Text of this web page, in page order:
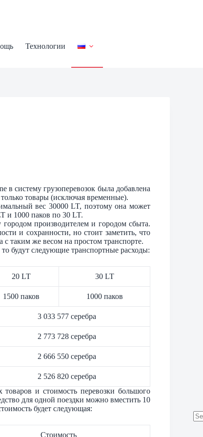
Технологии
в систему грузоперевозок была добавлена
товары (исключая временные).
вес 30000 LT, поэтому она может
и 1000 паков по 30 LT.
производителем и городом сбыта.
и сохранности, но стоит заметить, что
с таким же весом на простом транспорте.
будут следующие транспортные расходы:
20 LT 30 LT
1500 паков 1000 паков
3 033 577 серебра
2 773 728 серебра
2 666 550 серебра
2 526 820 серебра
товаров и стоимость перевозки большого
для одной поездки можно вместить 10
будет следующая:
Стоимость